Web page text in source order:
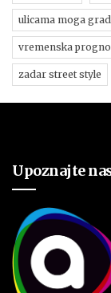
ulicama moga
vremenska
zadar street style
Upoznajte